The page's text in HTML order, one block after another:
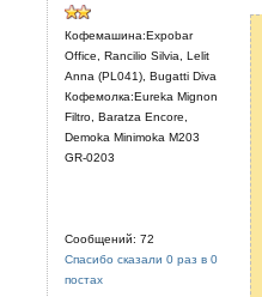
Кофемашина:Expobar
Office, Rancilio Silvia, Lelit
Anna (PL041), Bugatti Diva
Кофемолка:Eureka Mignon
Filtro, Baratza Encore,
Demoka Minimoka M203
GR-0203
Сообщений: 72
Спасибо сказали 0 раз в 0
постах